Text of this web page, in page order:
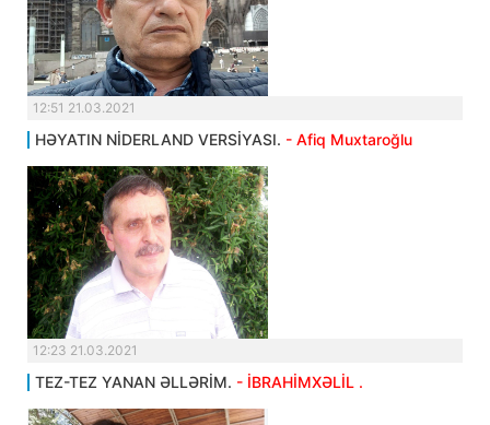
12:51 21.03.2021
HƏYATIN NİDERLAND VERSİYASI. - Afiq Muxtaroğlu
12:23 21.03.2021
TEZ-TEZ YANAN ƏLLƏRİM. - İBRAHİMXƏLİL .